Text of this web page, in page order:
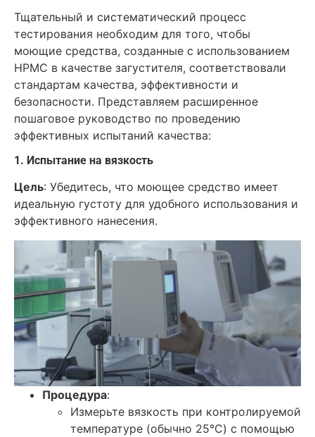
Тщательный и систематический процесс
тестирования необходим для того, чтобы
моющие средства, созданные с использованием
HPMC в качестве загустителя, соответствовали
стандартам качества, эффективности и
безопасности. Представляем расширенное
пошаговое руководство по проведению
эффективных испытаний качества:
1. Испытание на вязкость
Цель: Убедитесь, что моющее средство имеет
идеальную густоту для удобного использования и
эффективного нанесения.
Процедура:
Измерьте вязкость при контролируемой
температуре (обычно 25°C) с помощью